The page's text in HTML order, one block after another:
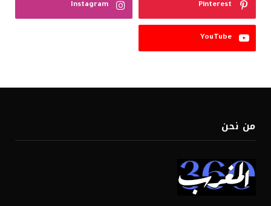
Pinterest
Instagram
YouTube
من نحن